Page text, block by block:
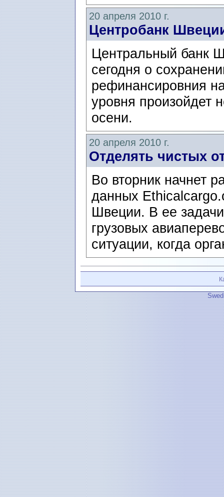
20 апреля 2010 г.
Центробанк
Центральный банк
сегодня о
рефинансировния
уровня произойдет
осени.
20 апреля 2010 г.
Отделять чистых
Во вторник начнет
данных
Швеции. В ее
грузовых
ситуации, когда